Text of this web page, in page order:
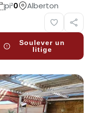
pi²0 Alberton
Soulever un
litige